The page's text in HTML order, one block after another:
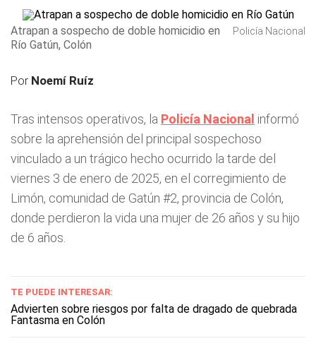
Atrapan a sospecho de doble homicidio en
Río Gatún, Colón
Policía Nacional
Por Noemí Ruíz
Tras intensos operativos, la Policía Nacional informó
sobre la aprehensión del principal sospechoso
vinculado a un trágico hecho ocurrido la tarde del
viernes 3 de enero de 2025, en el corregimiento de
Limón, comunidad de Gatún #2, provincia de Colón,
donde perdieron la vida una mujer de 26 años y su hijo
de 6 años.
TE PUEDE INTERESAR:
Advierten sobre riesgos por falta de dragado de quebrada
Fantasma en Colón